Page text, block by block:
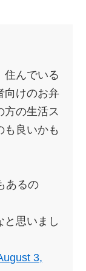
住んでいる
向けのお弁
方の生活ス
も良いかも
あるの
と思いまし
3,